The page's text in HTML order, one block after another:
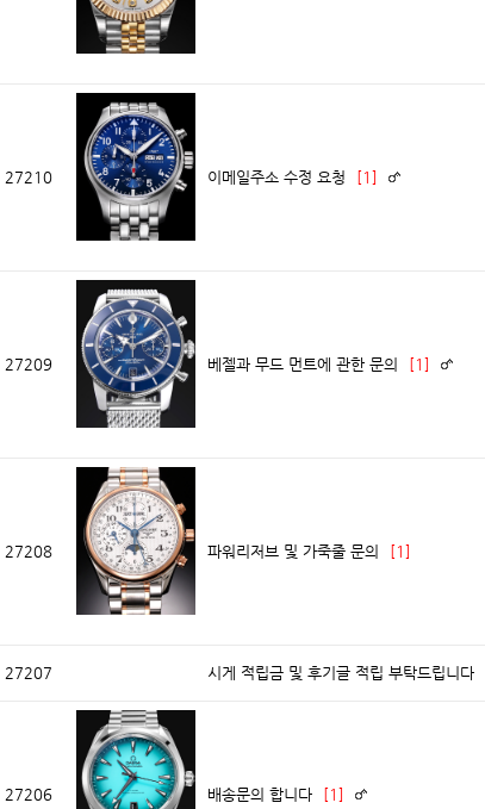
27210 이메일주소 수정 요청 [1]
27209 베젤과 무드 먼트에 관한 문의 [1]
27208 파워리저브 및 가죽줄 문의 [1]
27207 시게 적립금 및 후기글 적립 부탁드립니다
27206 배송문의 합니다 [1]